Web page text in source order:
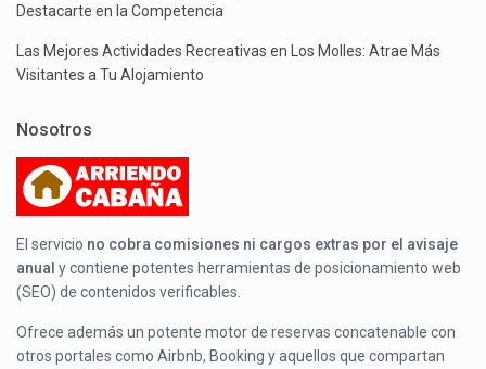
Destacarte en la Competencia
Las Mejores Actividades Recreativas en Los Molles: Atrae Más
Visitantes a Tu Alojamiento
Nosotros
El servicio no cobra comisiones ni cargos extras por el avisaje
anual y contiene potentes herramientas de posicionamiento web
(SEO) de contenidos verificables.
Ofrece además un potente motor de reservas concatenable con
otros portales como Airbnb, Booking y aquellos que compartan